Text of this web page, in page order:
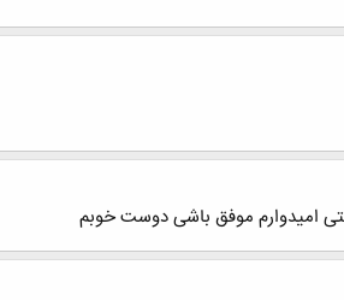
امیدوارم موفق باشی دوست خوبم